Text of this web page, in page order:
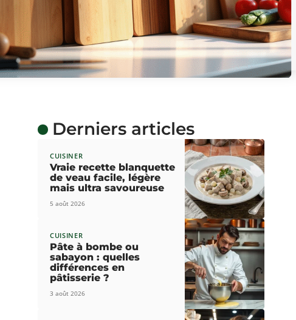
Derniers articles
CUISINER
Vraie recette blanquette
de veau facile, légère
mais ultra savoureuse
5 août 2026
CUISINER
Pâte à bombe ou
sabayon : quelles
différences en
pâtisserie ?
3 août 2026